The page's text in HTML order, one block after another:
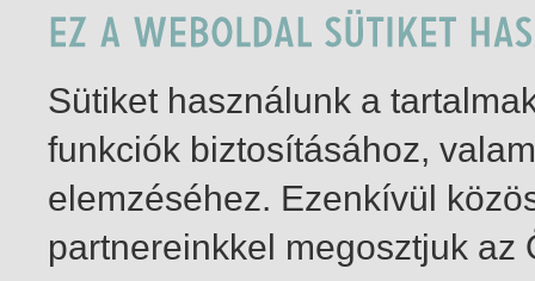
Sütiket használunk a
funkciók biztosításához,
elemzéséhez. Ezenkívül
partnereinkkel megosztjuk